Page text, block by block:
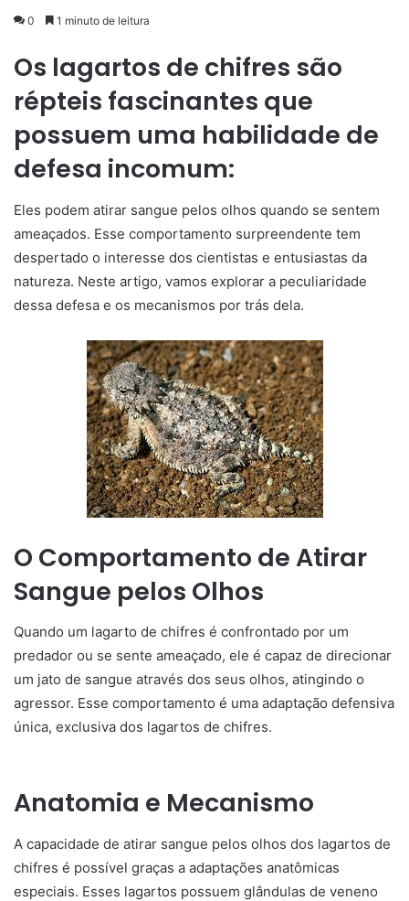
0 1 minuto de leitura
Os lagartos de chifres são
répteis fascinantes que
possuem uma habilidade de
defesa incomum:
Eles podem atirar sangue pelos olhos quando se sentem
ameaçados. Esse comportamento surpreendente tem
despertado o interesse dos cientistas e entusiastas da
natureza. Neste artigo, vamos explorar a peculiaridade
dessa defesa e os mecanismos por trás dela.
O Comportamento de Atirar
Sangue pelos Olhos
Quando um lagarto de chifres é confrontado por um
predador ou se sente ameaçado, ele é capaz de direcionar
um jato de sangue através dos seus olhos, atingindo o
agressor. Esse comportamento é uma adaptação defensiva
única, exclusiva dos lagartos de chifres.
Anatomia e Mecanismo
A capacidade de atirar sangue pelos olhos dos lagartos de
chifres é possível graças a adaptações anatômicas
especiais. Esses lagartos possuem glândulas de veneno